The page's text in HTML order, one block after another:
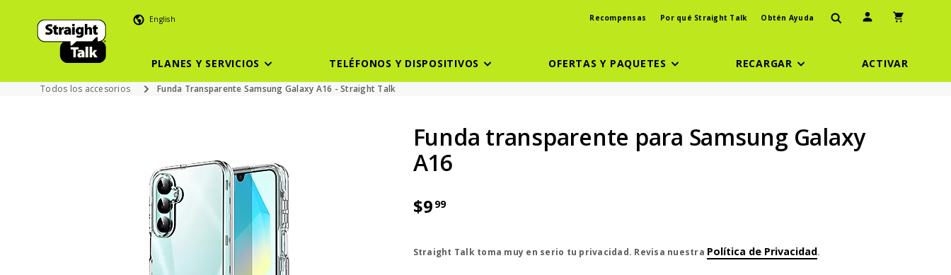
English Recompensas Por qué Straight Talk Obtén Ayuda Ícono de usuario
PLANES Y SERVICIOS TELÉFONOS Y DISPOSITIVOS OFERTAS Y PAQUETES RECARGAR ACTIVAR
Todos los accesorios Funda Transparente Samsung Galaxy A16 - Straight Talk
Funda transparente para Samsung Galaxy
A16
$9 99
Straight Talk toma muy en serio tu privacidad. Revisa nuestra Política de Privacidad.